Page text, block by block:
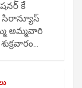
కే
సిరాన్యూస్
అమ్మవారి